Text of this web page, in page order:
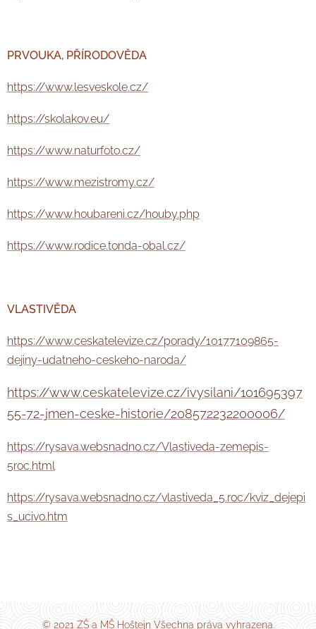
PRVOUKA, PŘÍRODOVĚDA
https://www.lesveskole.cz/
https://skolakov.eu/
https://www.naturfoto.cz/
https://www.mezistromy.cz/
https://www.houbareni.cz/houby.php
https://www.rodice.tonda-obal.cz/
VLASTIVĚDA
https://www.ceskatelevize.cz/porady/10177109865-
dejiny-udatneho-ceskeho-naroda/
https://www.ceskatelevize.cz/ivysilani/101695397
55-72-jmen-ceske-historie/208572232200006/
https://rysava.websnadno.cz/Vlastiveda-zemepis-
5roc.html
https://rysava.websnadno.cz/vlastiveda_5.roc/kviz_dejepi
s_ucivo.htm
© 2021 ZŠ a MŠ Hoštejn Všechna práva vyhrazena.